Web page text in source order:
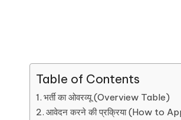
Table of Contents
भर्ती का ओवरव्यू (Overview Table)
आवेदन करने की प्रक्रिया (How to